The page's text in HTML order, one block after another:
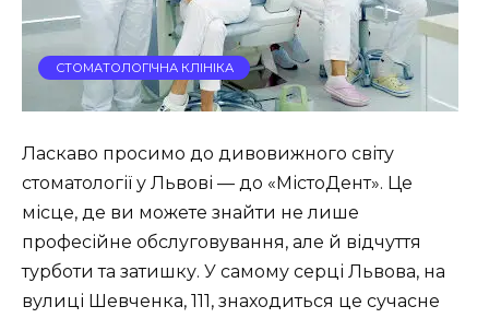
СТОМАТОЛОГІЧНА КЛІНІКА
Ласкаво просимо до дивовижного світу
стоматології у Львові — до «МістоДент». Це
місце, де ви можете знайти не лише
професійне обслуговування, але й відчуття
турботи та затишку. У самому серці Львова, на
вулиці Шевченка, 111, знаходиться це сучасне